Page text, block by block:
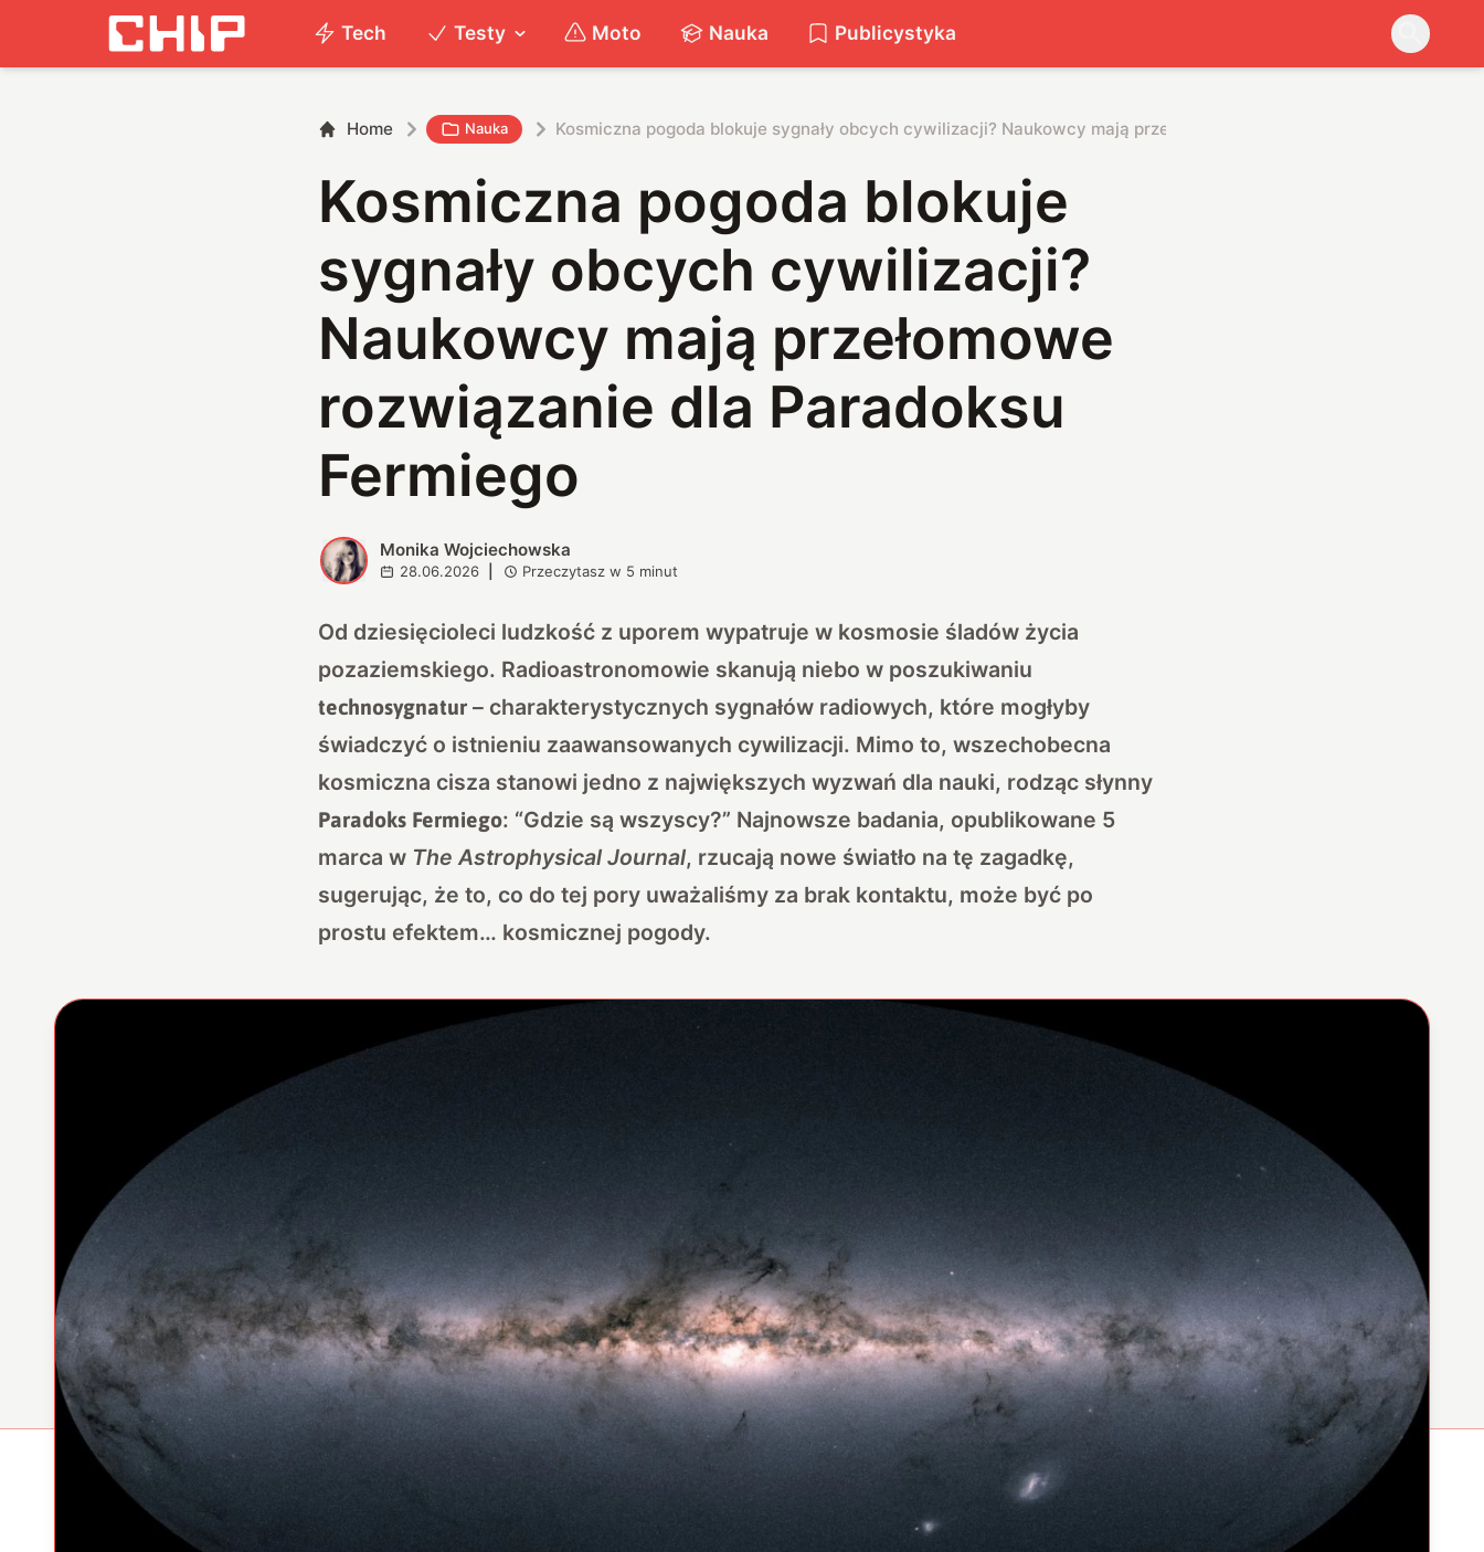
Tech Testy Moto Nauka Publicystyka
Home Nauka Kosmiczna pogoda blokuje sygnały obcych cywilizacji? Naukowcy mają przełomowe rozwiązanie dla Paradoksu
Kosmiczna pogoda blokuje
sygnały obcych cywilizacji?
Naukowcy mają przełomowe
rozwiązanie dla Paradoksu
Fermiego
M Monika Wojciechowska
28.06.2026 Przeczytasz w 5 minut
Od dziesięcioleci ludzkość z uporem wypatruje w kosmosie śladów życia
pozaziemskiego. Radioastronomowie skanują niebo w poszukiwaniu
technosygnatur – charakterystycznych sygnałów radiowych, które mogłyby
świadczyć o istnieniu zaawansowanych cywilizacji. Mimo to, wszechobecna
kosmiczna cisza stanowi jedno z największych wyzwań dla nauki, rodząc słynny
Paradoks Fermiego: “Gdzie są wszyscy?” Najnowsze badania, opublikowane 5
marca w The Astrophysical Journal, rzucają nowe światło na tę zagadkę,
sugerując, że to, co do tej pory uważaliśmy za brak kontaktu, może być po
prostu efektem… kosmicznej pogody.